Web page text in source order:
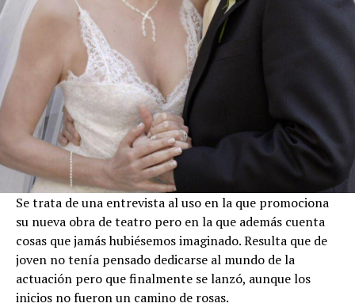
Se trata de una entrevista al uso en la que promociona
su nueva obra de teatro pero en la que además cuenta
cosas que jamás hubiésemos imaginado. Resulta que de
joven no tenía pensado dedicarse al mundo de la
actuación pero que finalmente se lanzó, aunque los
inicios no fueron un camino de rosas.